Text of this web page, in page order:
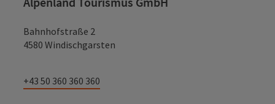
Bahnhofstraße 2
4580 Windischgarsten
+43 50 360 360 360